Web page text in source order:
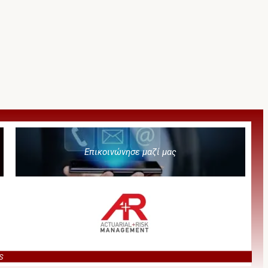
Επικοινώνησε μαζί μας